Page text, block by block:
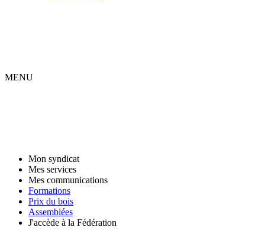
MENU
Mon syndicat
Mes services
Mes communications
Formations
Prix du bois
Assemblées
J'accède à la Fédération